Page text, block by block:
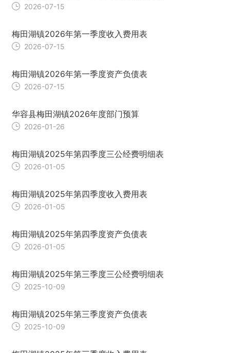
2026-07-15
梅田湖镇2026年第一季度收入费用表
2026-07-15
梅田湖镇2026年第一季度资产负债表
2026-07-15
华容县梅田湖镇2026年度部门预算
2026-01-26
梅田湖镇2025年第四季度三公经费明细表
2026-01-05
梅田湖镇2025年第四季度收入费用表
2026-01-05
梅田湖镇2025年第四季度资产负债表
2026-01-05
梅田湖镇2025年第三季度三公经费明细表
2025-10-09
梅田湖镇2025年第三季度资产负债表
2025-10-09